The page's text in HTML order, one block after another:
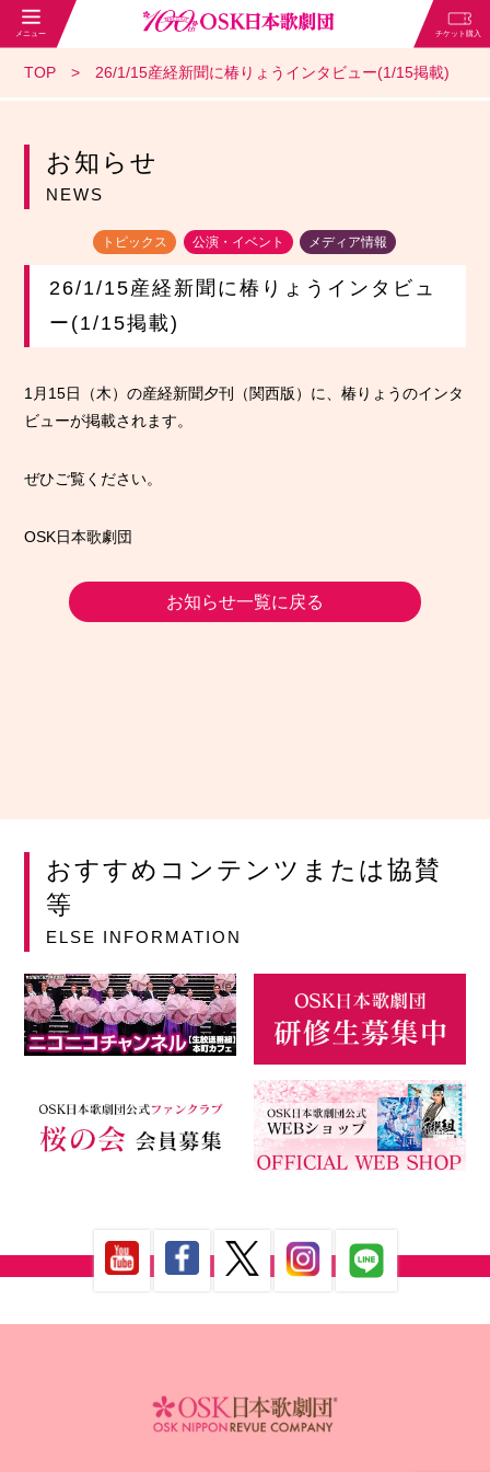
TOP 26/1/15産経新聞に椿りょうインタビュー(1/15掲載)
お知らせ
NEWS
トピックス 公演・イベント メディア情報
26/1/15産経新聞に椿りょうインタビュ
ー(1/15掲載)
1月15日（木）の産経新聞夕刊（関西版）に、椿りょうのインタ
ビューが掲載されます。
ぜひご覧ください。
OSK日本歌劇団
お知らせ一覧に戻る
おすすめコンテンツまたは協賛
等
ELSE INFORMATION